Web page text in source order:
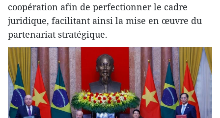
coopération afin de perfectionner le cadre
juridique, facilitant ainsi la mise en œuvre du
partenariat stratégique.